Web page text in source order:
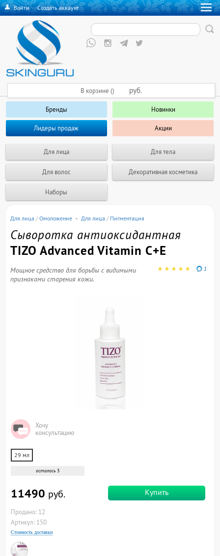
Войти·Создать аккаунт
Бренды Новинки
Лидеры продаж Акции
Для лица Для тела
Для волос Декоративная косметика
Наборы
В корзине () руб.
Для лица /Омоложение + Для лица / Пигментация
Сыворотка антиоксидантная
TIZO Advanced Vitamin C+E
1
Мощное средство для борьбы с видимыми
признаками старения кожи.
Хочу
консультацию
29 мл
осталось 3
11490 руб. Купить
Продано: 12
Артикул: 150
Стоимость доставки